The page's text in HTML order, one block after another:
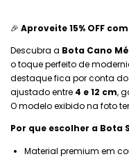
🎉 Aproveite 15% OFF
Descubra a Bota Cano
o toque perfeito de
destaque fica por conta
ajustado entre 4 e 12 cm,
O modelo exibido na foto
Por que escolher a Bota
Material premium em